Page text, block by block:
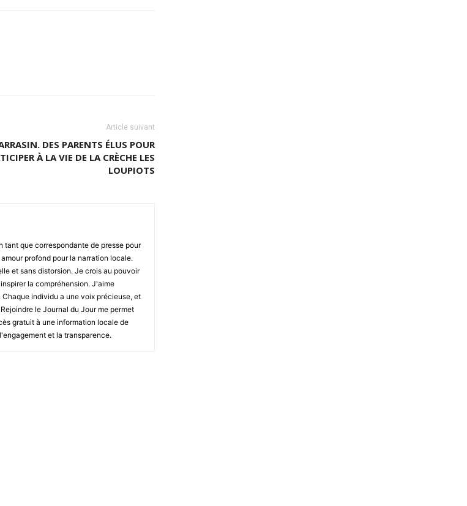
Article suivant
DES PARENTS ÉLUS POUR
À LA VIE DE LA CRÈCHE LES
LOUPIOTS
tant que correspondante de presse pour
profond pour la narration locale.
et sans distorsion. Je crois au pouvoir
la compréhension. J'aime
individu a une voix précieuse, et
le Journal du Jour me permet
gratuit à une information locale de
et la transparence.